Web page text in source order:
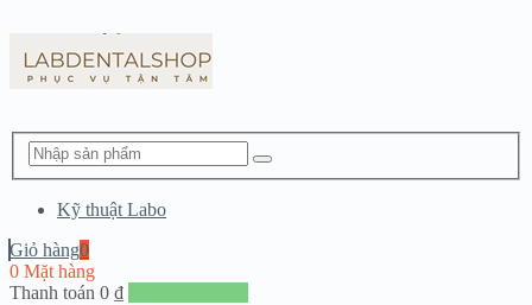
Kỹ thuật Labo
Giỏ hàng0
0 Mặt hàng
Thanh toán 0 ₫